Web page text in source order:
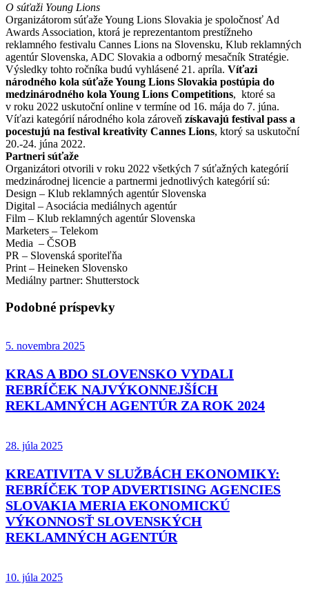
O súťaži Young Lions
Organizátorom súťaže Young Lions Slovakia je spoločnosť Ad
Awards Association, ktorá je reprezentantom prestížneho
reklamného festivalu Cannes Lions na Slovensku, Klub reklamných
agentúr Slovenska, ADC Slovakia a odborný mesačník Stratégie.
Výsledky tohto ročníka budú vyhlásené 21. apríla. Víťazi
národného kola súťaže Young Lions Slovakia postúpia do
medzinárodného kola Young Lions Competitions, ktoré sa
v roku 2022 uskutoční online v termíne od 16. mája do 7. júna.
Víťazi kategórií národného kola zároveň získavajú festival pass a
pocestujú na festival kreativity Cannes Lions, ktorý sa uskutoční
20.-24. júna 2022.
Partneri súťaže
Organizátori otvorili v roku 2022 všetkých 7 súťažných kategórií
medzinárodnej licencie a partnermi jednotlivých kategórií sú:
Design – Klub reklamných agentúr Slovenska
Digital – Asociácia mediálnych agentúr
Film – Klub reklamných agentúr Slovenska
Marketers – Telekom
Media – ČSOB
PR – Slovenská sporiteľňa
Print – Heineken Slovensko
Mediálny partner: Shutterstock
Podobné príspevky
5. novembra 2025
KRAS A BDO SLOVENSKO VYDALI
REBRÍČEK NAJVÝKONNEJŠÍCH
REKLAMNÝCH AGENTÚR ZA ROK 2024
28. júla 2025
KREATIVITA V SLUŽBÁCH EKONOMIKY:
REBRÍČEK TOP ADVERTISING AGENCIES
SLOVAKIA MERIA EKONOMICKÚ
VÝKONNOSŤ SLOVENSKÝCH
REKLAMNÝCH AGENTÚR
10. júla 2025